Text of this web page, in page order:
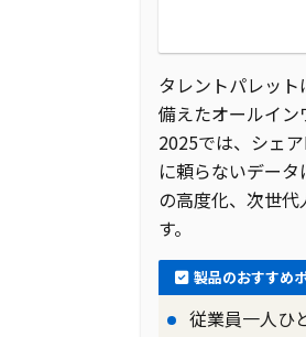
タレントパレッ
備えたオールイ
2025では、シェ
に頼らないデー
の高度化、次世
す。
製品のおすすめ
従業員一人ひ